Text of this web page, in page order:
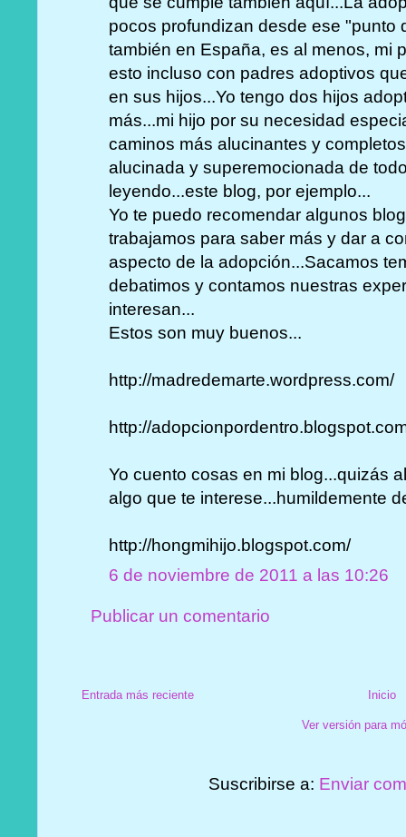
pocos profundizan desde ese "punto
también en España, es al menos, mi
esto incluso con padres adoptivos
en sus hijos...Yo tengo dos hijos
más...mi hijo por su necesidad
caminos más alucinantes y
alucinada y superemocionada de
leyendo...este blog, por ejemplo...
Yo te puedo recomendar algunos
trabajamos para saber más y dar a
aspecto de la adopción...Sacamos
debatimos y contamos nuestras
interesan...
Estos son muy buenos...
http://madredemarte.wordpress.com/
http://
Yo cuento cosas en mi blog...quizás
algo que te interese...humildemente
http://hongmihijo.blogspot.com/
6 de noviembre de 2011 a las 10:26
Publicar un comentario
Entrada más reciente Inicio
Ver versión para
Suscribirse a: Enviar